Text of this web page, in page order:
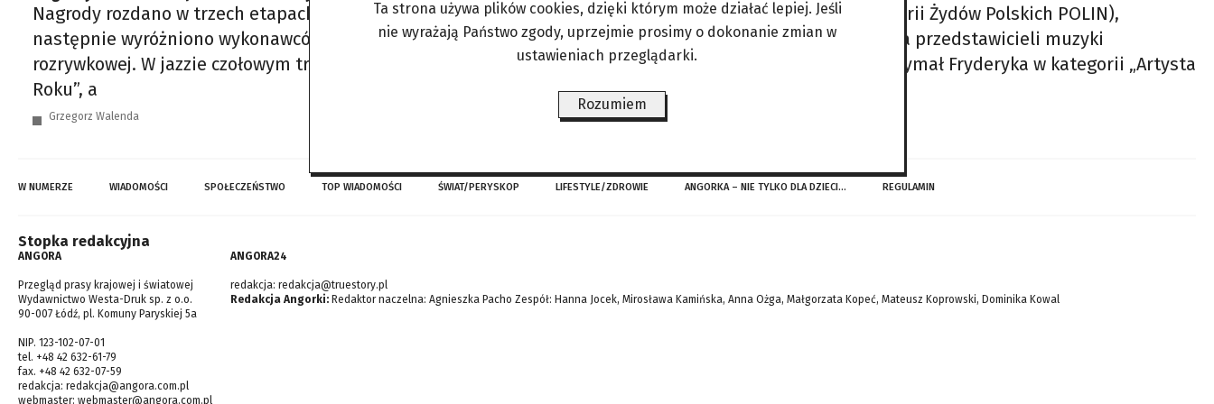
Nagrody rozdano w trzech etapach. Najpierw odebrali je jazzmani (23 marca w warszawskim Muzeum Historii Żydów Polskich POLIN),
następnie wyróżniono wykonawców muzyki poważnej (30 marca w Katowicach), a 5 kwietnia odbyła się gala przedstawicieli muzyki
rozrywkowej. W jazzie czołowym triumfatorem był trębacz i kompozytor Tomasz Dąbrowski. Muzyk ten otrzymał Fryderyka w kategorii „Artysta
Roku”, a
Grzegorz Walenda
W NUMERZE WIADOMOŚCI SPOŁECZEŃSTWO TOP WIADOMOŚCI ŚWIAT/PERYSKOP LIFESTYLE/ZDROWIE ANGORKA – NIE TYLKO DLA DZIECI… REGULAMIN
Stopka redakcyjna
ANGORA
Przegląd prasy krajowej i światowej
Wydawnictwo Westa-Druk sp. z o.o.
90-007 Łódź, pl. Komuny Paryskiej 5a
NIP. 123-102-07-01
tel. +48 42 632-61-79
fax. +48 42 632-07-59
redakcja: redakcja@angora.com.pl
webmaster: webmaster@angora.com.pl
ANGORA24
redakcja: redakcja@truestory.pl
Redakcja Angorki: Redaktor naczelna: Agnieszka Pacho Zespół: Hanna Jocek, Mirosława Kamińska, Anna Ożga, Małgorzata Kopeć, Mateusz Koprowski, Dominika Kowal
Ta strona używa plików cookies, dzięki którym może działać lepiej. Jeśli
nie wyrażają Państwo zgody, uprzejmie prosimy o dokonanie zmian w
ustawieniach przeglądarki.
Rozumiem